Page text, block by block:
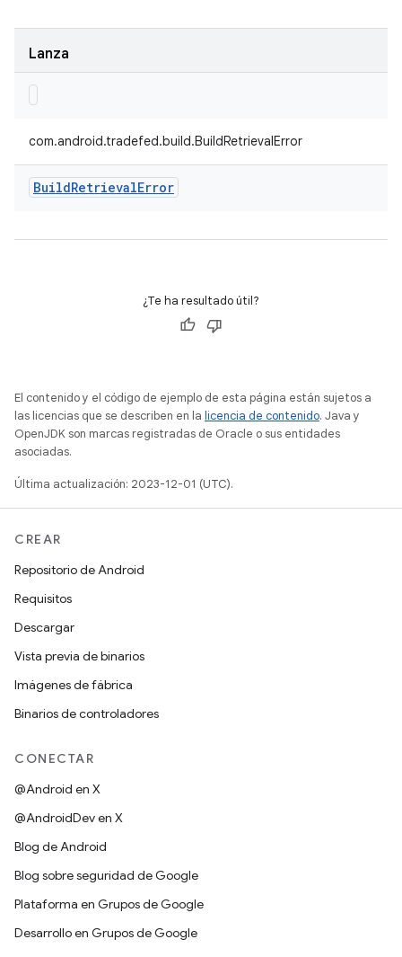
Lanza
com.android.tradefed.build.BuildRetrievalError
BuildRetrievalError
¿Te ha resultado útil?
El contenido y el código de ejemplo de esta página están sujetos a
las licencias que se describen en la licencia de contenido. Java y
OpenJDK son marcas registradas de Oracle o sus entidades
asociadas.
Última actualización: 2023-12-01 (UTC).
CREAR
Repositorio de Android
Requisitos
Descargar
Vista previa de binarios
Imágenes de fábrica
Binarios de controladores
CONECTAR
@Android en X
@AndroidDev en X
Blog de Android
Blog sobre seguridad de Google
Plataforma en Grupos de Google
Desarrollo en Grupos de Google